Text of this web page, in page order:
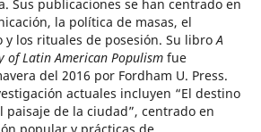
Sus publicaciones se han centrado en
la política de masas, el
y los rituales de posesión. Su libroA
of Latin American Populismfue
del 2016 por Fordham U. Press.
actuales incluyen “El destino
paisaje de la ciudad”, centrado en